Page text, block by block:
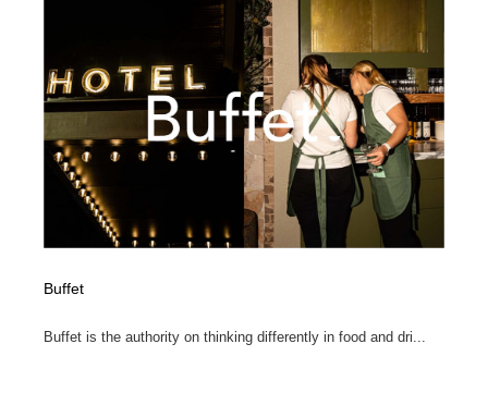
Buffet
Buffet is the authority on thinking differently in food and dri...